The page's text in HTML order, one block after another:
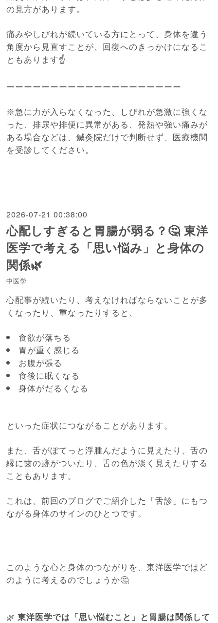
の見方があります。
痛みやしびれが続いている方にとって、身体を違う
角度から見直すことが、回復へのきっかけになるこ
ともあります☝️
ーーーーーーーーーーーーーーーーーーーー
※急に力が入らなくなった、しびれが急激に強くな
った、排尿や排便に異常がある、発熱や強い痛みが
ある場合などは、鍼灸院だけで判断せず、医療機関
を受診してください。
2026-07-21 00:38:00
心配しすぎると胃腸が弱る？🤔 東洋
医学で考える「思い悩み」と身体の
関係🌿
中医学
心配事が続いたり、考えなければならないことが多
くなったり、重なったりすると、
食欲が落ちる
胃が重く感じる
お腹が張る
食後に眠くなる
身体がだるくなる
といった症状につながることがあります。
また、舌がぼてっと浮腫んだように見えたり、舌の
縁に歯の跡がついたり、舌の色が淡く見えたりする
こともあります。
これは、前回のブログでご紹介した「舌診」にもつ
ながる身体のサインのひとつです。
このような心と身体のつながりを、東洋医学ではど
のように考えるのでしょうか🤔
🌿 東洋医学では「思い悩むこと」と胃腸は関係して